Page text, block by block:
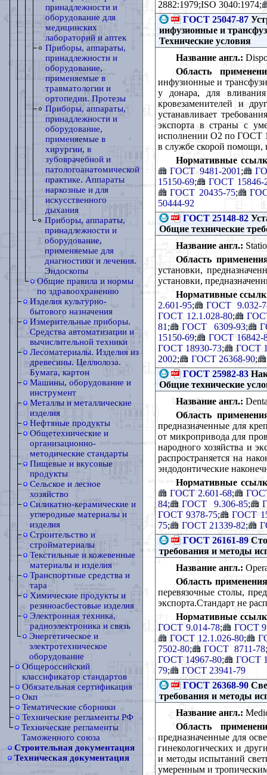
принадлежности и
оборудование для
медицинских
лабораторий и аптек
Приборы, аппараты,
принадлежности и
оборудование,
применяемые в
травматологии и
ортопедии. Протезы
Приборы, аппараты,
принадлежности и
оборудование,
применяемые в
хирургии, в
зубоврачебной и
патологоанатомической
практике. Аппараты
наркозные и для
искусственного
дыхания
Приборы, аппараты,
принадлежности и
оборудование,
применяемые для
диагностики и лечения.
Эндоскопы
Общие правила и нормы
по здравоохранению
Изделия культурно-
бытового назначения
Измерительные приборы.
Средства автоматизации и
вычислительной техники
Лесоматериалы. Изделия из
древесины. Целлюлоза.
Бумага, картон
Машины, оборудование и
инструмент
Металлы и металлические
изделия
Нефтяные продукты
Общетехнические и
организационно-
методические стандарты
Пищевые и вкусовые
продукты
Сельское и лесное
хозяйство
Силикатно-керамические и
углеродные материалы и
изделия
Строительство и
стройматериалы
Текстильные и кожевенные
материалы и изделия
Транспортные средства и
тара
Химические продукты и
резиноасбестовые изделия
Электронная техника,
радиоэлектроника и связь
Энергетическое и
электротехническое
оборудование
Общероссийский
классификатор стандартов
Обязательная сертификация
Окп
Тематические сборники
Технические регламенты РФ
Технические регламенты
Таможенного союза
Строительная документация
Техническая документация
2882:1979;ISO 3040:1974;
ГОСТ 25047-87
инфузионные и
Технические условия
Название англ.:
Область
инфузионные и
у донара, для
кровезаменителей и
устанавливает
экспорта в страны с
исполнении О2 по ГОСТ
в службе скорой помощи,
Нормативные
ГОСТ 9481-2001 ;
15150-69;
ГОСТ 15846-
ГОСТ 20435-75;
50444-92
ГОСТ 25148-82
Общие технические
Название англ.:
Область
установки,
установки,
Нормативные
2.601-95;
ГОСТ 9.032-
ГОСТ 12.1.028-80;
81 ; ГОСТ 6309-93;
15150-69;
ГОСТ 16842-
ГОСТ 18930-73;
ГОСТ
2002; ГОСТ 26368-90;
ГОСТ 25982-83
Общие технические
Название англ.:
Область
предназначенные для
от микропривода для
народного хозяйства и
распространяется на
эндодонтические
Нормативные
ГОСТ 2.601-68;
84; ГОСТ 9.306-85;
ГОСТ 9378-75;
ГОСТ
75; ГОСТ 21339-82;
ГОСТ 26161-89
требования и методы
Название англ.:
Область
перевязочные столы,
экспорта.Стандарт не
Нормативные
ГОСТ 9.014-78;
ГОСТ
ГОСТ 12.1.026-80;
7502-80; ГОСТ 8711-78
ГОСТ 14967-80;
ГОСТ
79;
ГОСТ 23941-79
ГОСТ 26368-90
требования и методы
Название англ.:
Область
предназначенные для
гинекологических и
и методы испытаний
умеренным и